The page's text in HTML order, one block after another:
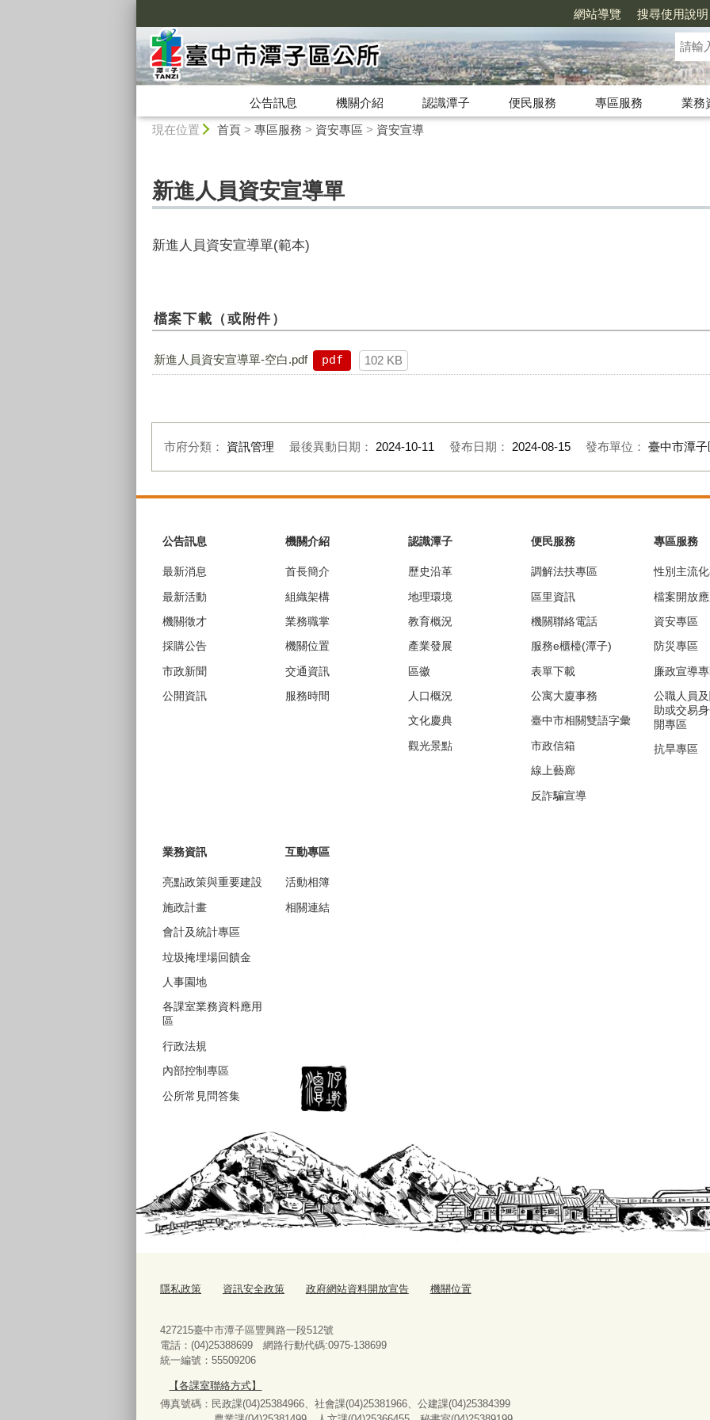
網站導覽 搜尋使用說明
公告訊息 機關介紹 認識潭子 便民服務 專區服務
業務
現在位置 首頁> 專區服務 > 資安專區 > 資安宣導
新進人員資安宣導單
新進人員資安宣導單(範本)
檔案下載（或附件）
新進人員資安宣導單-空白.pdf pdf 102 KB
市府分類： 資訊管理 最後異動日期： 2024-10-11 發布日期： 2024-08-15 發布單位： 臺中市潭
公告訊息
最新消息
最新活動
機關徵才
採購公告
市政新聞
公開資訊
機關介紹
首長簡介
組織架構
業務職掌
機關位置
交通資訊
服務時間
認識潭子
歷史沿革
地理環境
教育概況
產業發展
區徽
人口概況
文化慶典
觀光景點
便民服務
調解法扶專區
區里資訊
機關聯絡電話
服務e櫃檯(潭子)
表單下載
公寓大廈事務
臺中市相關雙語字彙
市政信箱
線上藝廊
反詐騙宣導
專區服務
性別主流
檔案開放
資安專區
防災專區
廉政宣導
公職人員
助或交易
開專區
抗旱專區
業務資訊
亮點政策與重要建設
施政計畫
會計及統計專區
垃圾掩埋場回饋金
人事園地
各課室業務資料應用
區
行政法規
內部控制專區
公所常見問答集
互動專區
活動相簿
相關連結
隱私政策 資訊安全政策 政府網站資料開放宣告 機關位置
427215臺中市潭子區豐興路一段512號
電話：(04)25388699 網路行動代碼:0975-138699
統一編號：55509206
【各課室聯絡方式】
傳真號碼：民政課(04)25384966、社會課(04)25381966、公建課(04)25384399